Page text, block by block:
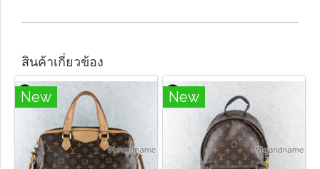
สินค้าเกี่ยวข้อง
New New